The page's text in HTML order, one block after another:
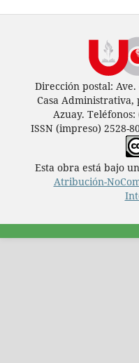
Dirección postal:
Casa Administrativa,
Azuay. Teléfonos:
ISSN (impreso) 2528-
Esta obra está bajo
Atribución-